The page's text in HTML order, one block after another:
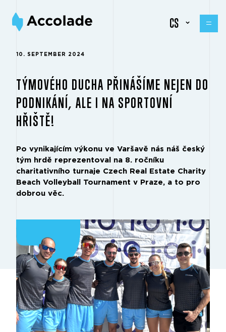
CS
10. SEPTEMBER 2024
TÝMOVÉHO DUCHA PŘINÁŠÍME NEJEN DO
PODNIKÁNÍ, ALE I NA SPORTOVNÍ
HŘIŠTĚ!
Po vynikajícím výkonu ve Varšavě nás náš český
tým hrdě reprezentoval na 8. ročníku
charitativního turnaje Czech Real Estate Charity
Beach Volleyball Tournament v Praze, a to pro
dobrou věc.